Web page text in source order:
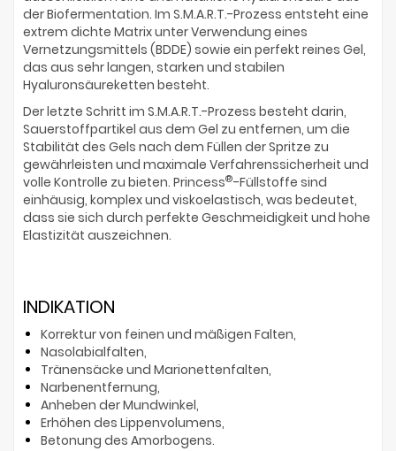
der Biofermentation. Im S.M.A.R.T.-Prozess entsteht eine
extrem dichte Matrix unter Verwendung eines
Vernetzungsmittels (BDDE) sowie ein perfekt reines Gel,
das aus sehr langen, starken und stabilen
Hyaluronsäureketten besteht.
Der letzte Schritt im S.M.A.R.T.-Prozess besteht darin,
Sauerstoffpartikel aus dem Gel zu entfernen, um die
Stabilität des Gels nach dem Füllen der Spritze zu
gewährleisten und maximale Verfahrenssicherheit und
volle Kontrolle zu bieten. Princess®-Füllstoffe sind
einhäusig, komplex und viskoelastisch, was bedeutet,
dass sie sich durch perfekte Geschmeidigkeit und hohe
Elastizität auszeichnen.
INDIKATION
Korrektur von feinen und mäßigen Falten,
Nasolabialfalten,
Tränensäcke und Marionettenfalten,
Narbenentfernung,
Anheben der Mundwinkel,
Erhöhen des Lippenvolumens,
Betonung des Amorbogens.